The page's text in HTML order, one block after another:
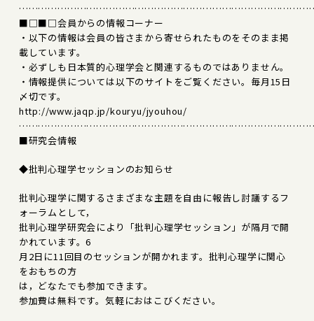
■□■□会員からの情報コーナー
・以下の情報は会員の皆さまから寄せられたものをそのまま掲
載しています。
・必ずしも日本質的心理学会と関連するものではありません。
・情報提供については以下のサイトをご覧ください。毎月15日
〆切です。
http://www.jaqp.jp/kouryu/jyouhou/
■研究会情報
◆批判心理学セッションのお知らせ
批判心理学に関するさまざまな主題を自由に報告し討議するフ
ォーラムとして，
批判心理学研究会により「批判心理学セッション」が隔月で開
かれています。6
月2日に11回目のセッションが開かれます。批判心理学に関心
をおもちの方
は，どなたでも参加できます。
参加費は無料です。気軽におはこびください。